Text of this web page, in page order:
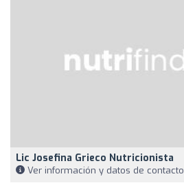
Lic Josefina Grieco Nutricionista
Ver información y datos de contacto